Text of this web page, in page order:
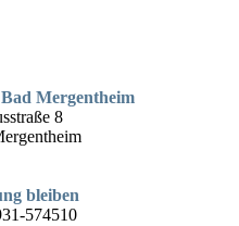
Mergentheim
8
bleiben
574510